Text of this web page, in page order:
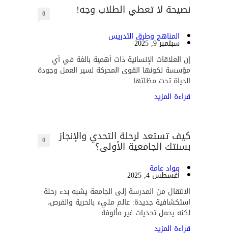
نصيحة لا تعطي الطلاب وجه! 0
المناهج وطرق التدريس
سبتمبر 9, 2025
إن العلاقات الإنسانية ذات أهمية بالغة في أي
مؤسسة لكونها القوى المحركة لسير العمل وجودة
الحياة تحت مظلتها.
قراءة المزيد
كيف تستعد لرحلة التحدي والإنجاز
بسنتك الجامعية الأولى؟ 0
مواد عامة
أغسطس 4, 2025
الانتقال من المدرسة إلى الجامعة يشبه بدء رحلة
استكشافية جديدة: عالم مليء بالحرية والفرص،
لكنه يحمل تحديات غير مألوفة.
قراءة المزيد